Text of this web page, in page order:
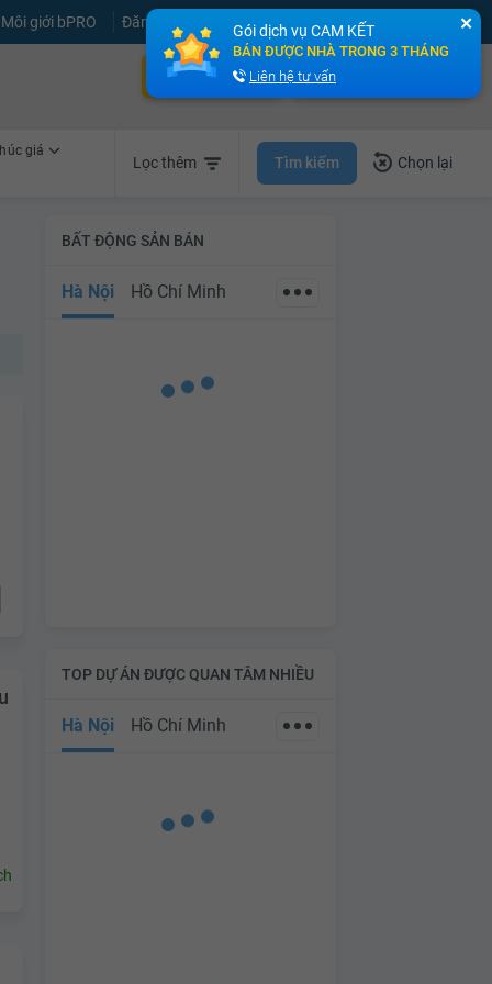
giới bPRO Đăng tin miễn phí Đăng ký Đăng nhập
Bán nhà nhanh Cho thuê nhà nhanh
giá
Lọc thêm Tìm kiếm Chọn lại
BẤT ĐỘNG SẢN BÁN
Hà Nội Hồ Chí Minh
TOP DỰ ÁN ĐƯỢC QUAN TÂM NHIỀU
Hà Nội Hồ Chí Minh
✕
Gói dịch vụ CAM KẾT
BÁN ĐƯỢC NHÀ TRONG 3 THÁNG
Liên hệ tư vấn